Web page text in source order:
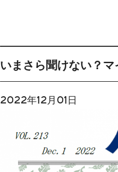
いまさら聞けない？
2022年12月01日